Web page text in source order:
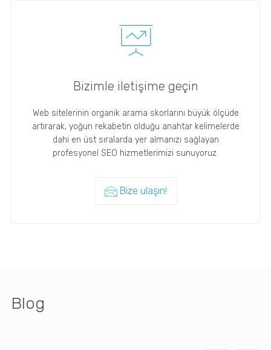
Bizimle iletişime geçin
Web sitelerinin organik arama skorlarını büyük ölçüde
artırarak, yoğun rekabetin olduğu anahtar kelimelerde
dahi en üst sıralarda yer almanızı sağlayan
profesyonel SEO hizmetlerimizi sunuyoruz.
Bize ulaşın!
Blog